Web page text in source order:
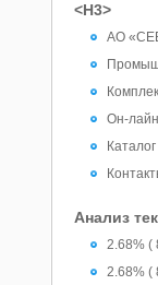
<H3>
АО
Он-
Каталог
Анализ
2.68% (
2.68% (